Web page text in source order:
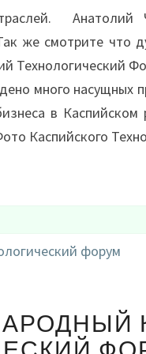
же смотрите что
Технологический
много насущных
в
Каспийского